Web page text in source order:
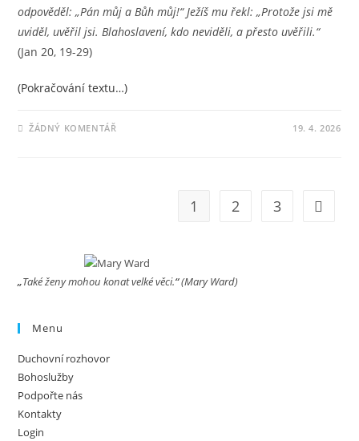
odpověděl: „Pán můj a Bůh můj!“ Ježíš mu řekl: „Protože jsi mě
uviděl, uvěřil jsi. Blahoslavení, kdo neviděli, a přesto uvěřili.“
(Jan 20, 19-29)
(Pokračování textu…)
ŽÁDNÝ KOMENTÁŘ 19. 4. 2026
1 2 3 Jít na
„Také ženy mohou konat velké věci.“(Mary Ward)
Menu
Duchovní rozhovor
Bohoslužby
Podpořte nás
Kontakty
Login